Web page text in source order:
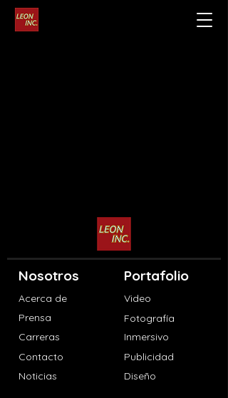
Nosotros Portafolio
Acerca de
Video
Prensa
Fotografía
Carreras
Inmersivo
Contacto
Publicidad
Diseño
Noticias